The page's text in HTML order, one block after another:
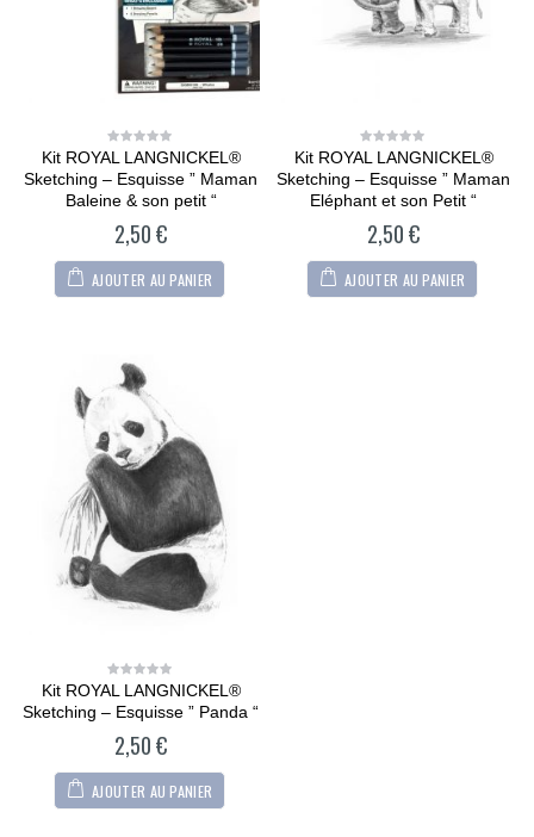
0
of
5
Kit ROYAL LANGNICKEL®
Sketching – Esquisse ” Maman
Baleine & son petit “
2,50€
AJOUTER AU PANIER
0
of
5
Kit ROYAL LANGNICKEL®
Sketching – Esquisse ” Maman
Eléphant et son Petit “
2,50€
AJOUTER AU PANIER
0
of
Kit ROYAL LANGNICKEL®
Sketching – Esquisse ” Panda “
2,50€
AJOUTER AU PANIER